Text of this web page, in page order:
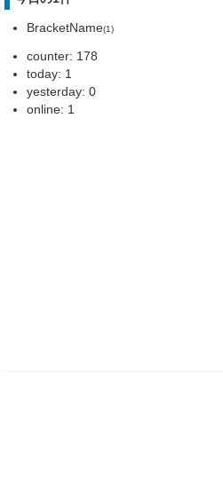
BracketName(1)
counter: 178
today: 1
yesterday: 0
online: 1